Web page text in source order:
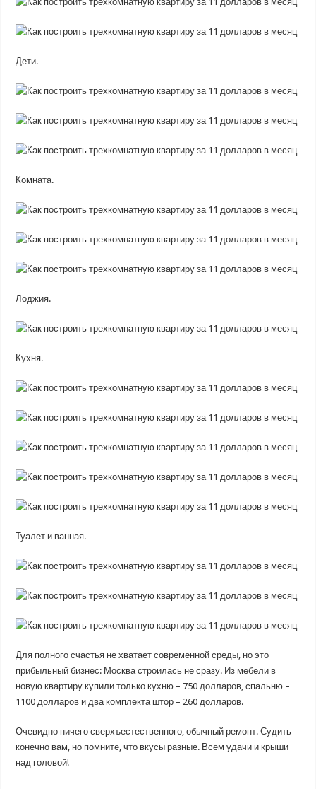
Дети.
Комната.
Лоджия.
Кухня.
Туалет и ванная.
Для полного счастья не хватает современной среды, но это
прибыльный бизнес: Москва строилась не сразу. Из мебели в
новую квартиру купили только кухню – 750 долларов, спальню –
1100 долларов и два комплекта штор – 260 долларов.
Очевидно ничего сверхъестественного, обычный ремонт. Судить
конечно вам, но помните, что вкусы разные. Всем удачи и крыши
над головой!